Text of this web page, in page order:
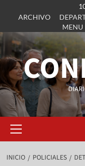
ARCHIVO
MENU
INICIO POLICIALES